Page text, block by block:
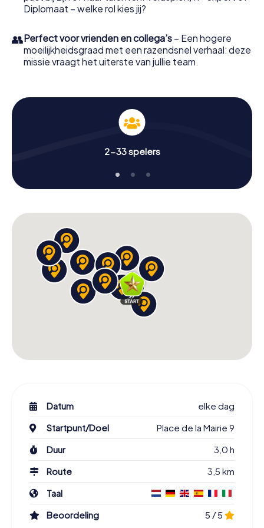
Diplomaat – welke rol kies jij?
👥Perfect voor vrienden en collega’s – Een hogere
moeilijkheidsgraad met een razendsnel verhaal: deze
missie vraagt het uiterste van jullie team.
2-33 spelers
Datum
elke dag
Startpunt/Doel
Place de la Mairie 9
Duur
3,0 h
Route
3,5 km
Taal
Beoordeling
5 / 5